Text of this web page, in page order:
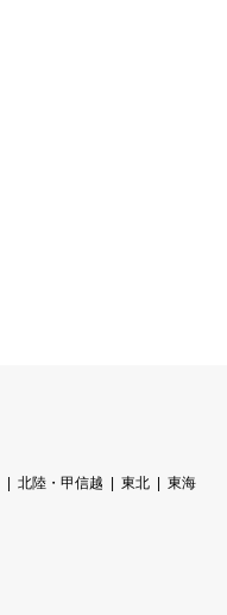
北陸・甲信越 東北
東海